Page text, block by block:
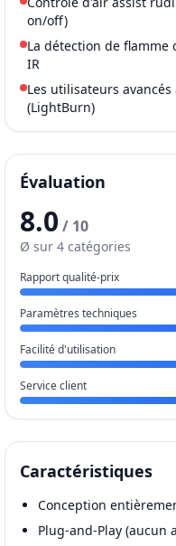
on/off)
La détection de
IR
Les utilisateurs
(LightBurn)
Évaluation
8.0 / 10
Ø sur 4 catégories
Rapport qualité-prix
Paramètres techniques
Facilité d'utilisation
Service client
Caractéristiques
Conception
Plug-and-Play (aucun